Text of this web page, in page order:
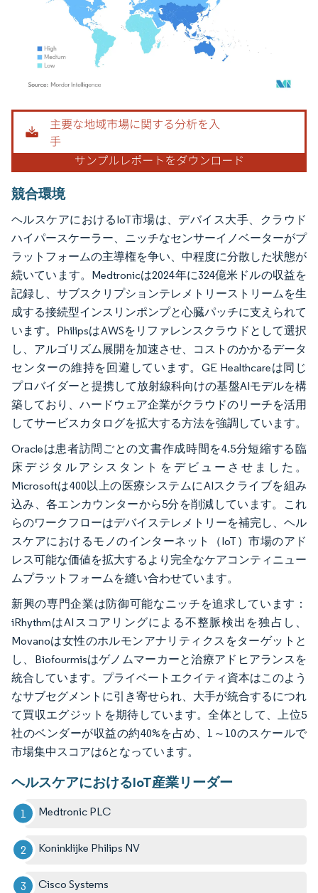
画像 © Mordor Intelligence。再利用にはCC BY 4.0の表示が必要です。
競合環境
ヘルスケアにおけるIoT市場は、デバイス大手、クラウド
ハイパースケーラー、ニッチなセンサーイノベーターがプ
ラットフォームの主導権を争い、中程度に分散した状態が
続いています。Medtronicは2024年に324億米ドルの収益を
記録し、サブスクリプションテレメトリーストリームを生
成する接続型インスリンポンプと心臓パッチに支えられて
います。PhilipsはAWSをリファレンスクラウドとして選択
し、アルゴリズム展開を加速させ、コストのかかるデータ
センターの維持を回避しています。GE Healthcareは同じ
プロバイダーと提携して放射線科向けの基盤AIモデルを構
築しており、ハードウェア企業がクラウドのリーチを活用
してサービスカタログを拡大する方法を強調しています。
Oracleは患者訪問ごとの文書作成時間を4.5分短縮する臨
床デジタルアシスタントをデビューさせました。
Microsoftは400以上の医療システムにAIスクライブを組み
込み、各エンカウンターから5分を削減しています。これ
らのワークフローはデバイステレメトリーを補完し、ヘル
スケアにおけるモノのインターネット（IoT）市場のアド
レス可能な価値を拡大するより完全なケアコンティニュー
ムプラットフォームを縫い合わせています。
新興の専門企業は防御可能なニッチを追求しています：
iRhythmはAIスコアリングによる不整脈検出を独占し、
Movanoは女性のホルモンアナリティクスをターゲットと
し、Biofourmisはゲノムマーカーと治療アドヒアランスを
統合しています。プライベートエクイティ資本はこのよう
なサブセグメントに引き寄せられ、大手が統合するにつれ
て買収エグジットを期待しています。全体として、上位5
社のベンダーが収益の約40%を占め、1～10のスケールで
市場集中スコアは6となっています。
ヘルスケアにおけるIoT産業リーダー
Medtronic PLC
Koninklijke Philips NV
Cisco Systems